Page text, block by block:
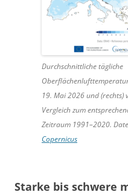
Durchschnittliche tägliche
19. Mai 2026 und
Vergleich zum
Zeitraum 1991–2020.
Copernicus
Starke bis schwere